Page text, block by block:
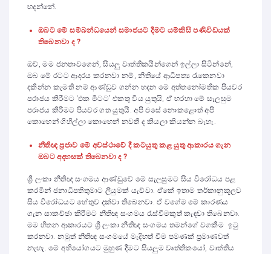
හදන්නේ.
ඔබට මේ සම්බන්ධයෙන් සමාජයට දීමට යම්කිසි පණිවිඩයක්
තිබෙනවා ද ?
ඔව්, මම ජනතාවගෙන්, සියලු වෘත්තිකයින්ගෙන් ඉල්ලා සිටින්නේ,
ඔබ මේ රටට ආදරය කරනවා නම්, නීතියේ ආධිපත්‍ය රැකෙනවා
දකින්න කැමති නම් ආණ්ඩුව ගන්න හදන මේ අත්තනෝමතික පියවර
පරාජය කිරීමට ‘එක මිටට’ එකතු විය යුතුයි, ඒ හරහා මේ සැලසුම
පරාජය කිරීමට පියවර ගත යුතුයි. අපි එසේ නොකළොත් අපි
කොහෙන් ගිහිල්ලා කොහෙන් නවතී ද කියලා කියන්න බැහැ.
නීතිඥ ප්‍රජාව මේ අවස්ථාවේ දී කටයුතු කළ යුතු ආකාරය ගැන
ඔබට අදහසක් තිබෙනවා ද ?
ශ්‍රී ලංකා නීතිඥ සංගමය ආණ්ඩුවේ මේ සැලසුමට සිය විරෝධය පළ
කරමින් ජනාධිපතිතුමාට ලියුමක් යැව්වා. ඒකේ ඉතාම තර්කානුකූලව
සිය විරෝධයට හේතුව දක්වා තිබෙනවා. ඒ වගේම මේ කාරණය
ගැන සාකච්ඡා කිරීමට නීතිඥ සංගමය රැස්වීමකුත් කැඳවා තිබෙනවා.
මම හිතන ආකාරයට ශ්‍රී ලංකා නීතිඥ සංගමය තමන්ගේ වගකීම ඉටු
කරනවා. නමුත් නීතිඥ සංගමයේ මැදිහත් වීම පමණක් ප්‍රමාණවත්
නැහැ. මේ අභියෝගයට මුහුණ දීමට සියලුම වෘත්තිකයෝ, වෘත්තිය